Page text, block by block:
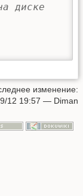
диске
изменение:
12 19:57 — Diman